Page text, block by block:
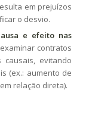
em prejuízos
o desvio.
e efeito nas
contratos
evitando
(ex.: aumento de
relação direta).